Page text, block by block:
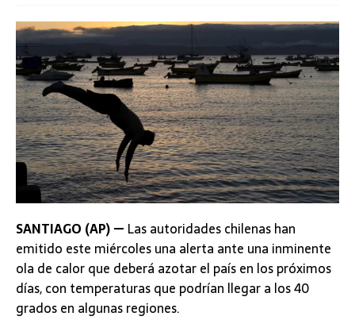
SANTIAGO (AP) — Las autoridades chilenas han
emitido este miércoles una alerta ante una inminente
ola de calor que deberá azotar el país en los próximos
días, con temperaturas que podrían llegar a los 40
grados en algunas regiones.